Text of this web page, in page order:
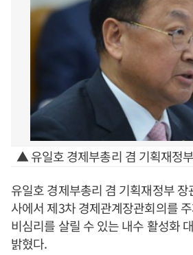
▲ 유일호 경제부총리 겸 기획재정
유일호 경제부총리 겸 기획재정부
사에서 제3차 경제관계장관회의를
비심리를 살릴 수 있는 내수 활성화
밝혔다.